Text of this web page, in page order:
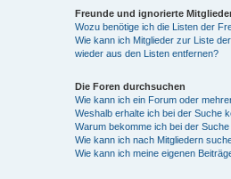
Freunde und ignorierte
Wozu benötige ich die Listen der
Wie kann ich Mitglieder zur Liste
wieder aus den Listen entfernen?
Die Foren durchsuchen
Wie kann ich ein Forum oder
Weshalb erhalte ich bei der Suche
Warum bekomme ich bei der
Wie kann ich nach Mitgliedern
Wie kann ich meine eigenen